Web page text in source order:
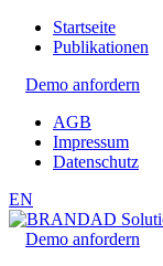
Startseite
Publikationen
Demo anfordern
AGB
Impressum
Datenschutz
EN
Demo anfordern